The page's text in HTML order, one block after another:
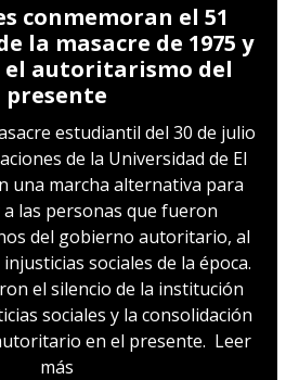
conmemoran el 51
la masacre de 1975 y
el autoritarismo del
presente
estudiantil del 30 de julio
de la Universidad de El
una marcha alternativa para
las personas que fueron
del gobierno autoritario, al
sociales de la época.
el silencio de la institución
sociales y la consolidación
en el presente. Leer
más